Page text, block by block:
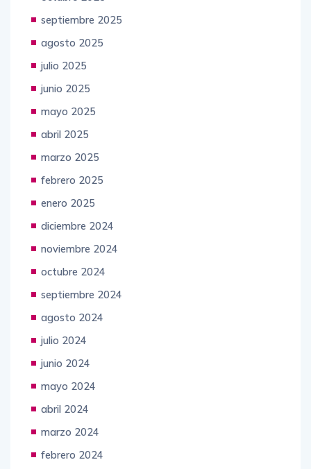
noviembre 2025
octubre 2025
septiembre 2025
agosto 2025
julio 2025
junio 2025
mayo 2025
abril 2025
marzo 2025
febrero 2025
enero 2025
diciembre 2024
noviembre 2024
octubre 2024
septiembre 2024
agosto 2024
julio 2024
junio 2024
mayo 2024
abril 2024
marzo 2024